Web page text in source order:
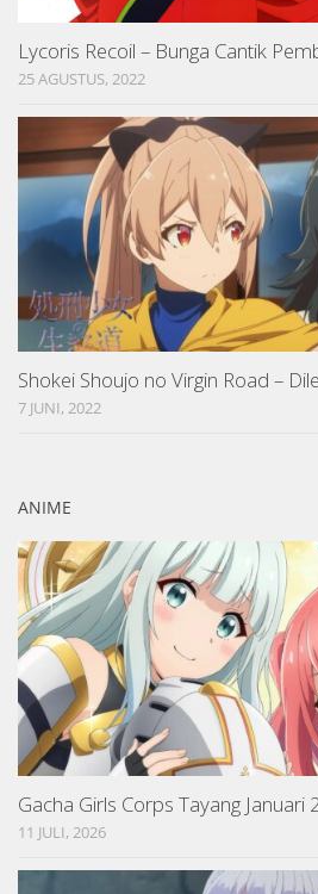
Lycoris Recoil – Bunga Cantik
25 AGUSTUS, 2022
Shokei Shoujo no Virgin Road –
7 JUNI, 2022
ANIME
Gacha Girls Corps Tayang Januari
11 JULI, 2026